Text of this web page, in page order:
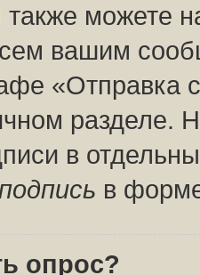
можете
вашим
«Отправка
разделе.
в
в
опрос?